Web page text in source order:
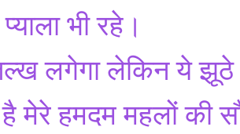
भी रहे।
लगेगा लेकिन ये झूठे
मेरे हमदम महलों की